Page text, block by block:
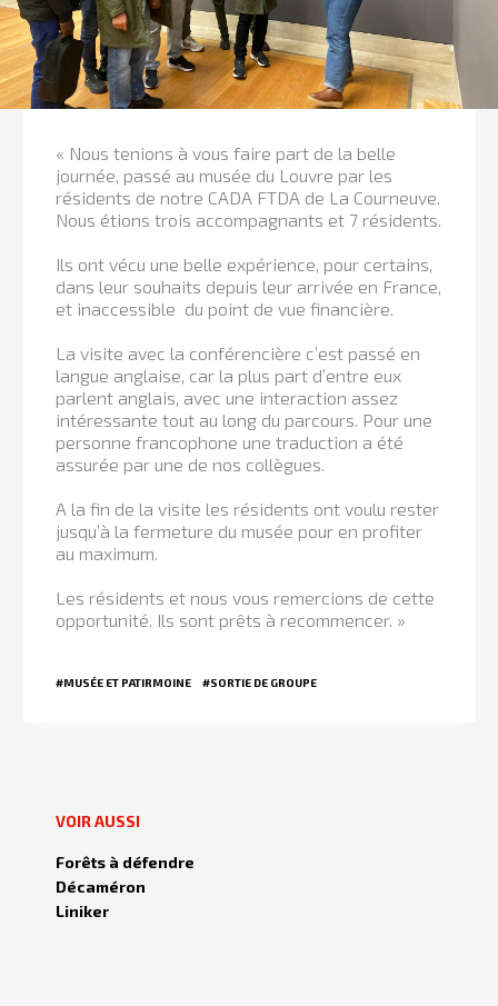
« Nous tenions à vous faire part de la belle
journée, passé au musée du Louvre par les
résidents de notre CADA FTDA de La Courneuve.
Nous étions trois accompagnants et 7 résidents.
Ils ont vécu une belle expérience, pour certains,
dans leur souhaits depuis leur arrivée en France,
et inaccessible du point de vue financière.
La visite avec la conférencière c’est passé en
langue anglaise, car la plus part d’entre eux
parlent anglais, avec une interaction assez
intéressante tout au long du parcours. Pour une
personne francophone une traduction a été
assurée par une de nos collègues.
A la fin de la visite les résidents ont voulu rester
jusqu’à la fermeture du musée pour en profiter
au maximum.
Les résidents et nous vous remercions de cette
opportunité. Ils sont prêts à recommencer. »
#MUSÉE ET PATIRMOINE #SORTIE DE GROUPE
VOIR AUSSI
Forêts à défendre
Décaméron
Liniker